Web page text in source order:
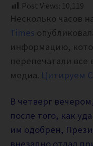
Post Views: 10,119
Несколько часов
Times
информацию,
перепечатали
медиа. Цитируем
В четверг
после того, как
им одобрен,